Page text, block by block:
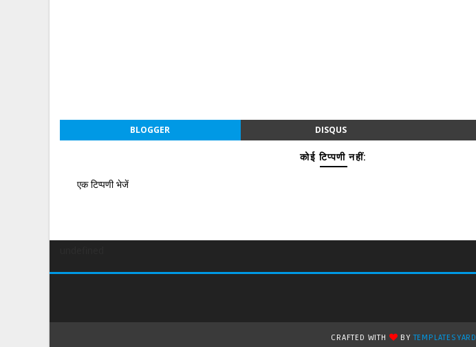
BLOGGER DISQUS
कोई टिप्पणी नहीं:
एक टिप्पणी भेजें
CRAFTED WITH BYTEMPLATESYARD